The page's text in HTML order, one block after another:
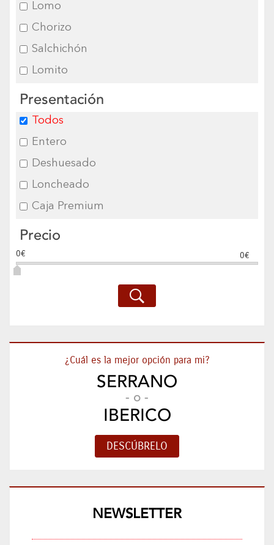
Lomo
Chorizo
Salchichón
Lomito
Presentación
Todos
Entero
Deshuesado
Loncheado
Caja Premium
Precio
0€ 0€
¿Cuál es la mejor opción para mi?
SERRANO
- o -
IBERICO
NEWSLETTER